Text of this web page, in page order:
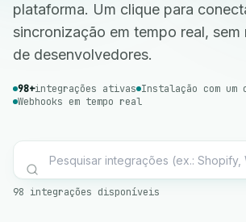
plataforma. Um clique para
sincronização em tempo real, sem
de desenvolvedores.
98+integrações ativas Instalação com um
Webhooks em tempo real
98 integrações disponíveis